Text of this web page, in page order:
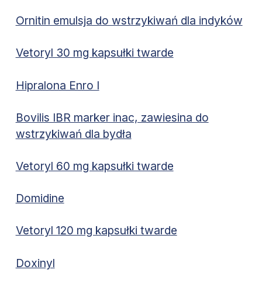
Ornitin emulsja do wstrzykiwań dla indyków
Vetoryl 30 mg kapsułki twarde
Hipralona Enro I
Bovilis IBR marker inac, zawiesina do
wstrzykiwań dla bydła
Vetoryl 60 mg kapsułki twarde
Domidine
Vetoryl 120 mg kapsułki twarde
Doxinyl